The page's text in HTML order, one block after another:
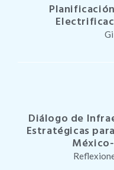
Diálogo de
Estratégicas